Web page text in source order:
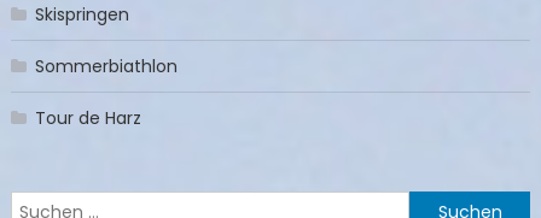
Skispringen
Sommerbiathlon
Tour de Harz
Suchen